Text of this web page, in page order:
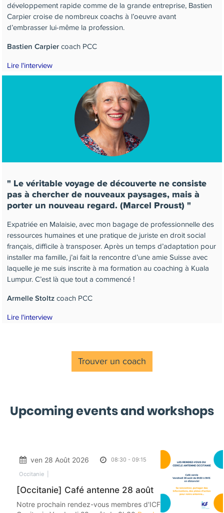
développement rapide comme de la grande entreprise, Bastien
Carpier croise de nombreux coachs à l’oeuvre avant
d’embrasser lui-même la profession.
Bastien Carpier coach PCC
Lire l'interview
Le véritable voyage de découverte ne consiste
pas à chercher de nouveaux paysages, mais à
porter un nouveau regard. (Marcel Proust)
Expatriée en Malaisie, avec mon bagage de professionnelle des
ressources humaines et une pratique de juriste en droit social
français, difficile à transposer. Après un temps d’adaptation pour
installer ma famille, j’ai fait la rencontre d’une amie Suisse avec
laquelle je me suis inscrite à ma formation au coaching à Kuala
Lumpur. C’est là que tout a commencé !
Armelle Stoltz coach PCC
Lire l'interview
Trouver un coach
Upcoming events and workshops
ven 28 Août 2026 08:30 - 09:15
Occitanie
[Occitanie] Café antenne 28 août
Notre prochain rendez-vous membres d'ICF